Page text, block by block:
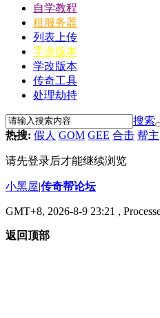
自学教程
租服务器
列表上传
手游版本
学改版本
传奇工具
处理劫持
搜索
热搜: 假人 GOM GEE 合击 帮主
请先登录后才能继续浏览
小黑屋|传奇帮论坛
GMT+8, 2026-8-9 23:21 ,
返回顶部